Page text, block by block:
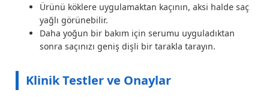
Ürünü köklere uygulamaktan kaçının, aksi halde saç
yağlı görünebilir.
Daha yoğun bir bakım için serumu uyguladıktan
sonra saçınızı geniş dişli bir tarakla tarayın.
Klinik Testler ve Onaylar